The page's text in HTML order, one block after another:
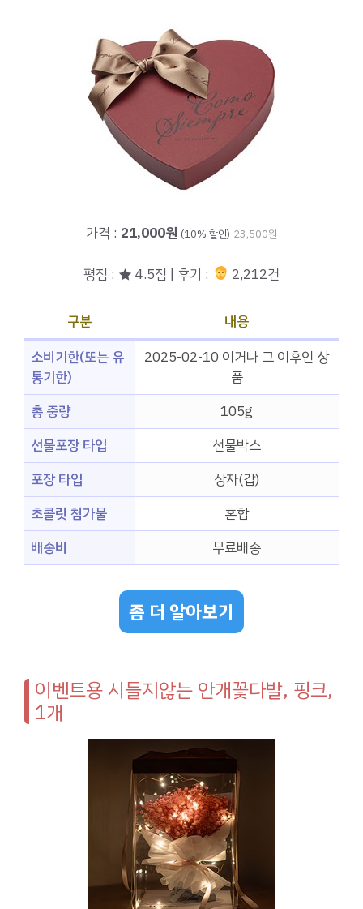
가격 : 21,000원 (10% 할인) 23,500원
평점 : ★ 4.5점 | 후기 : 2,212건
구분
내용
소비기한(또는 유
통기한)
2025-02-10 이거나 그 이후인 상
품
총 중량
105g
선물포장 타입
선물박스
포장 타입
상자(갑)
초콜릿 첨가물
혼합
배송비
무료배송
좀 더 알아보기
이벤트용 시들지않는 안개꽃다발, 핑크,
1개